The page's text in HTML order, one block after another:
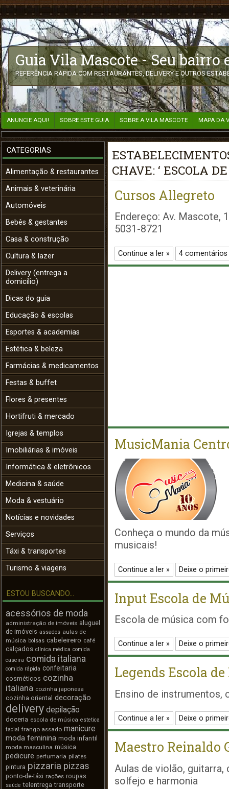
Guia Vila Mascote - Seu bairro
REFERÊNCIA RÁPIDA COM RESTAURANTES, DELIVERY E OUTROS
ANUNCIE AQUI! SOBRE ESTE GUIA SOBRE A VILA MASCOTE MAPA DA
CATEGORIAS
Alimentação & restaurantes
Animais & veterinária
Automóveis
Bebês & gestantes
Casa & construção
Cultura & lazer
Delivery (entrega a
domicílio)
Dicas do guia
Educação & escolas
Esportes & academias
Estética & beleza
Farmácias & medicamentos
Festas & buffet
Flores & presentes
Hortifruti & mercado
Igrejas & templos
Imobiliárias & imóveis
Informática & eletrônicos
Medicina & saúde
Moda & vestuário
Notícias e novidades
Serviços
Táxi & transportes
Turismo & viagens
ESTOU BUSCANDO...
acessórios de moda
administração de imóveis aluguel
de imóveis assados aulas de
música bolsas cabeleireiro café
calçados clínica médica comida
caseira comida italiana
comida rápida confeitaria
cosméticos cozinha
italiana cozinha japonesa
cozinha oriental decoração
delivery depilação
doceria escola de música estetica
facial frango assado manicure
moda feminina moda infantil
moda masculina música
pedicure perfumaria pilates
pintura pizzaria pizzas
ponto-de-táxi rações roupas
saúde telentrega transporte
CHAVE: ‘ ESCOLA
Cursos Allegreto
Endereço: Av. Mascote,
5031-8721
Continue a ler » 4 comentários
MusicMania
Conheça o mundo da
musicais!
Continue a ler » Deixe o
Input Escola de
Escola de música com
Continue a ler » Deixe o
Legends Escola
Ensino de
Continue a ler » Deixe o
Maestro Reinaldo
Aulas de violão,
solfejo e harmonia